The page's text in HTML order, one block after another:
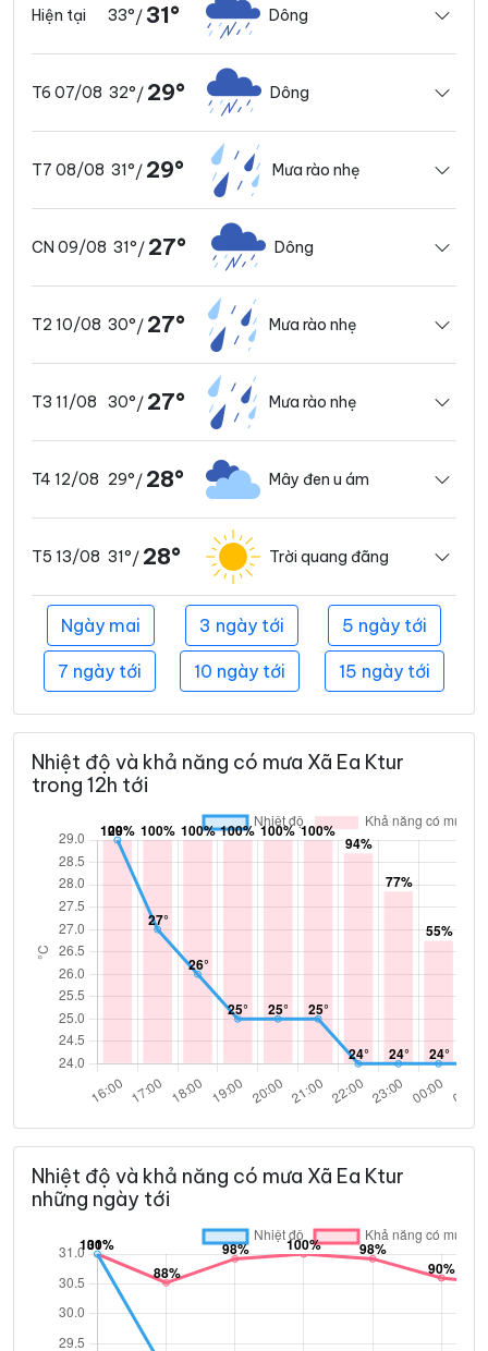
Hiện tại 33°/ 31° Dông
T6 07/08 32°/ 29° Dông
T7 08/08 31°/ 29° Mưa rào nhẹ
CN 09/08 31°/ 27° Dông
T2 10/08 30°/ 27° Mưa rào nhẹ
T3 11/08 30°/ 27° Mưa rào nhẹ
T4 12/08 29°/ 28° Mây đen u ám
T5 13/08 31°/ 28° Trời quang đãng
Ngày mai 3 ngày tới 5 ngày tới
7 ngày tới 10 ngày tới 15 ngày tới
Nhiệt độ và khả năng có mưa Xã Ea Ktur
trong 12h tới
Nhiệt độ và khả năng có mưa Xã Ea Ktur
những ngày tới